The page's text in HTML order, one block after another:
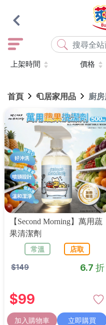
店取 常溫 宅配 米
元榆 傘 風
箱購 雨衣 颱風
最近搜尋
上架時間 價格
首頁 🧻居家用品 廚
【Second Morning】萬用蔬
果清潔劑
常溫
店取
$149 6.7 折
$99
加入購物車 立即購買